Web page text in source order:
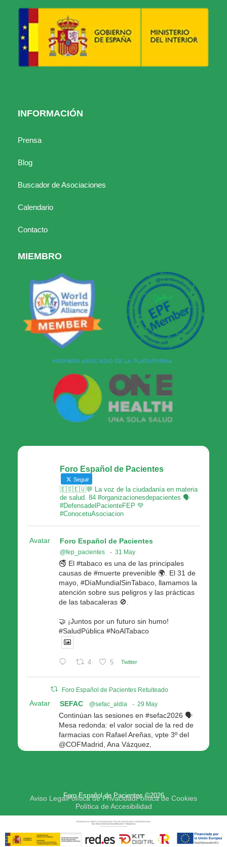
INFORMACIÓN
Prensa
Blog
Buscador de Asociaciones
Calendario
Contacto
MIEMBRO
Foro Español de Pacientes
Seguir
🇪🇸🇪🇺💬 La voz de la ciudadanía en materia
de salud. 84 #organizacionesdepacientes 🗣
#DefensadelPacienteFEP 💚
#ConocetuAsociacion
Avatar Foro Español de Pacientes
@fep_pacientes · 31 May
🚭 El #tabaco es una de las principales
causas de #muerte prevenible 🌍. El 31 de
mayo, #DíaMundialSinTabaco, llamamos la
atención sobre sus peligros y las prácticas
de las tabacaleras 🚫.
🤝 ¡Juntos por un futuro sin humo!
#SaludPública #NoAlTabaco
4 5 Twitter
Foro Español de Pacientes Retuiteado
Avatar SEFAC @sefac_aldia · 29 May
Continúan las sesiones en #sefac2026 🗣️
Mesa redonda: el valor social de la red de
farmacias con Rafael Areñas, vpte 3º del
@COFMadrid, Ana Vázquez,
4 4 Twitter
Foro Español de Pacientes
@fep_pacientes · 29 May
Foro Español de Pacientes ©2026
Aviso LegalPolítica de PrivacidadPolítica de Cookies
Política de Accesibilidad